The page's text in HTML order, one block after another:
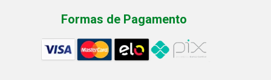
Formas de Pagamento